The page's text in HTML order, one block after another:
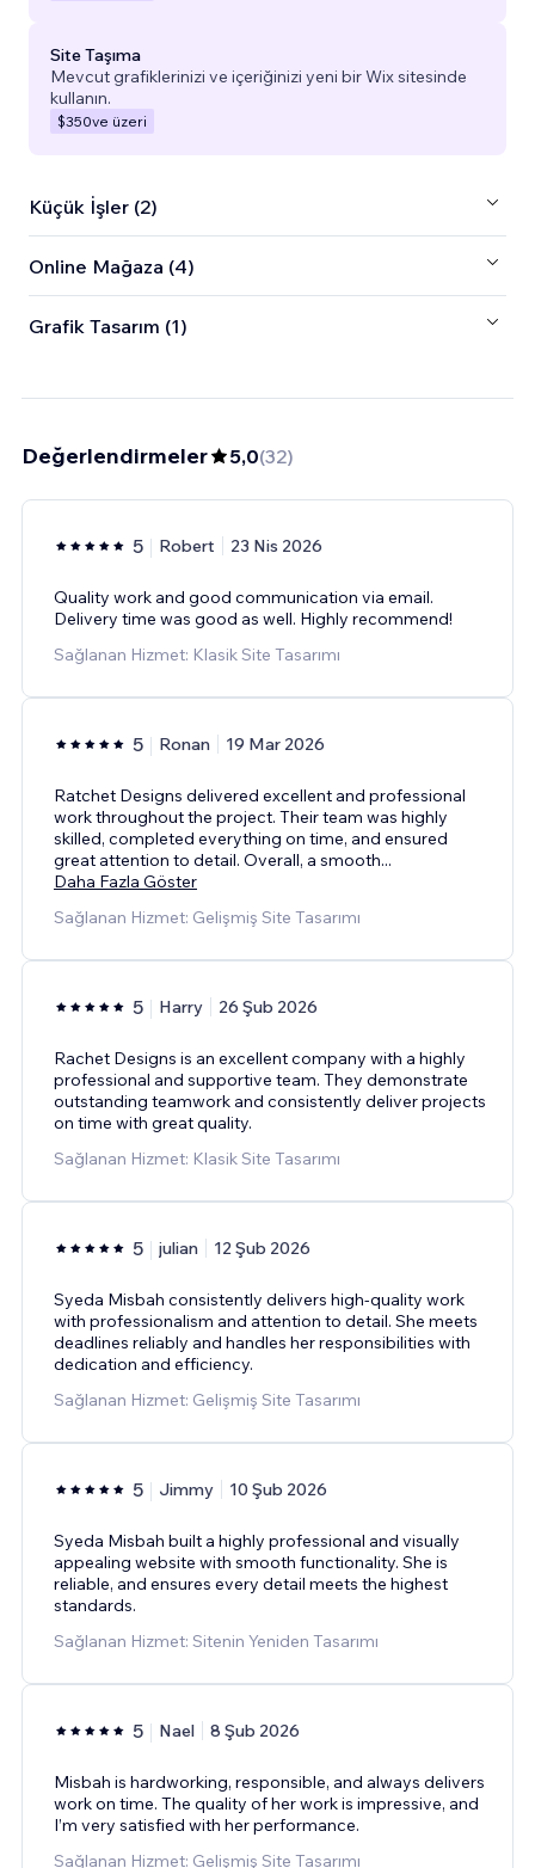
Site Taşıma
Mevcut grafiklerinizi ve içeriğinizi yeni bir Wix sitesinde
kullanın.
$350ve üzeri
Küçük İşler (2)
Online Mağaza (4)
Grafik Tasarım (1)
Değerlendirmeler 5,0(32)
5 Robert 23 Nis 2026
Quality work and good communication via email.
Delivery time was good as well. Highly recommend!
Sağlanan Hizmet: Klasik Site Tasarımı
5 Ronan 19 Mar 2026
Ratchet Designs delivered excellent and professional
work throughout the project. Their team was highly
skilled, completed everything on time, and ensured
great attention to detail. Overall, a smooth...
Daha Fazla Göster
Sağlanan Hizmet: Gelişmiş Site Tasarımı
5 Harry 26 Şub 2026
Rachet Designs is an excellent company with a highly
professional and supportive team. They demonstrate
outstanding teamwork and consistently deliver projects
on time with great quality.
Sağlanan Hizmet: Klasik Site Tasarımı
5 julian 12 Şub 2026
Syeda Misbah consistently delivers high-quality work
with professionalism and attention to detail. She meets
deadlines reliably and handles her responsibilities with
dedication and efficiency.
Sağlanan Hizmet: Gelişmiş Site Tasarımı
5 Jimmy 10 Şub 2026
Syeda Misbah built a highly professional and visually
appealing website with smooth functionality. She is
reliable, and ensures every detail meets the highest
standards.
Sağlanan Hizmet: Sitenin Yeniden Tasarımı
5 Nael 8 Şub 2026
Misbah is hardworking, responsible, and always delivers
work on time. The quality of her work is impressive, and
I’m very satisfied with her performance.
Sağlanan Hizmet: Gelişmiş Site Tasarımı